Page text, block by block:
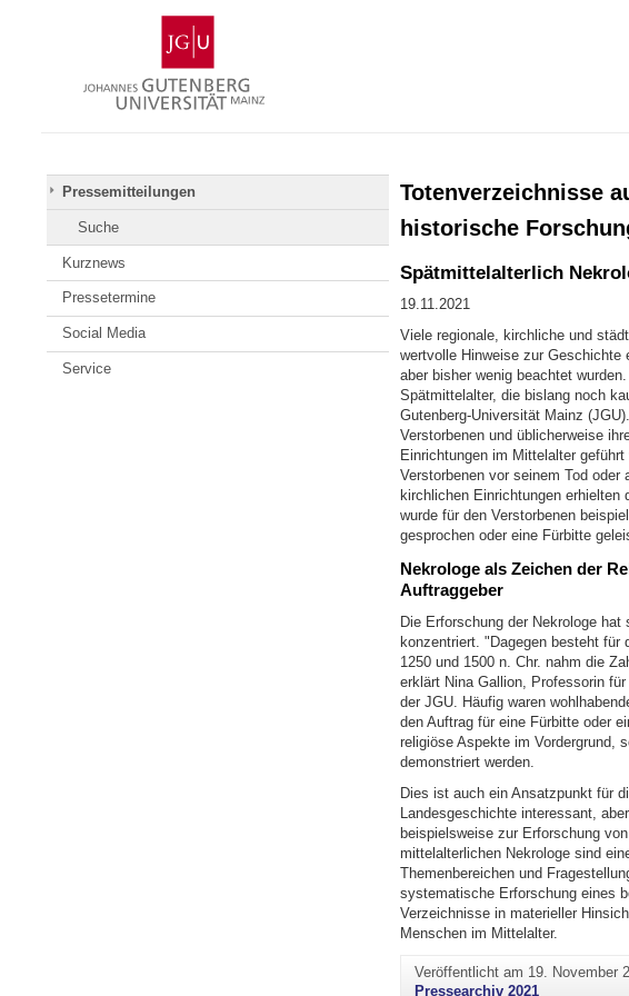
Gutenberg-
Universität
Mainz
Pressemitteilungen
Suche
Kurznews
Pressetermine
Social Media
Service
Totenverzeichnisse
historische
Spätmittelalterlich
19.11.2021
Viele regionale, kirchliche und
wertvolle Hinweise zur Geschichte
aber bisher wenig beachtet
Spätmittelalter, die bislang noch
Gutenberg-Universität Mainz
Verstorbenen und üblicherweise
Einrichtungen im Mittelalter
Verstorbenen vor seinem Tod oder
kirchlichen Einrichtungen
wurde für den Verstorbenen
gesprochen oder eine Fürbitte
Nekrologe als Zeichen der
Auftraggeber
Die Erforschung der Nekrologe
konzentriert. "Dagegen besteht für
1250 und 1500 n. Chr. nahm die
erklärt Nina Gallion, Professorin
der JGU. Häufig waren
den Auftrag für eine Fürbitte oder
religiöse Aspekte im Vordergrund,
demonstriert werden.
Dies ist auch ein Ansatzpunkt für
Landesgeschichte interessant,
beispielsweise zur Erforschung
mittelalterlichen Nekrologe sind
Themenbereichen und
systematische Erforschung eines
Verzeichnisse in materieller
Menschen im Mittelalter.
Veröffentlicht am 19. November
Pressearchiv 2021